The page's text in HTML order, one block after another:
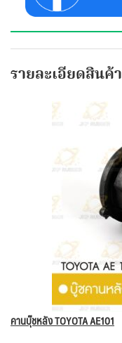
รายละเอียดสินค้า
คานบุ๊ชหลัง TOYOTA AE101